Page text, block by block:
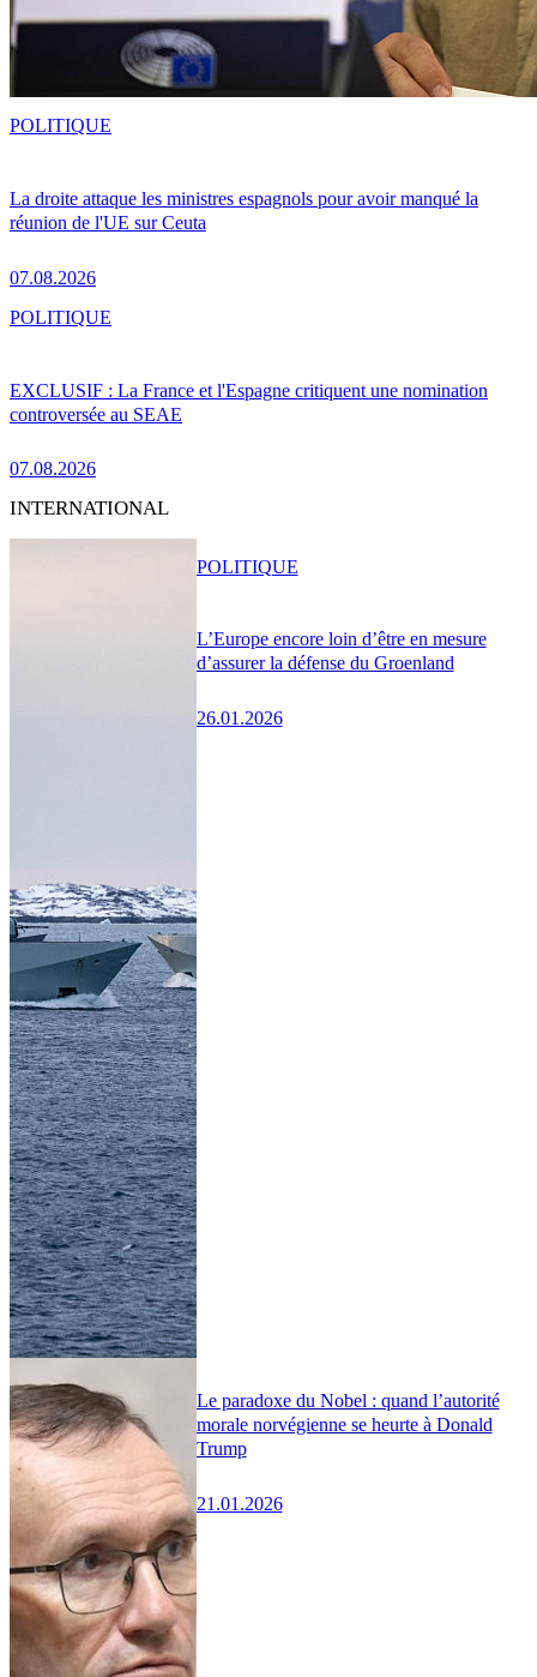
La droite attaque les ministres espagnols pour avoir manqué la
réunion de l'UE sur Ceuta
07.08.2026
POLITIQUE
EXCLUSIF : La France et l'Espagne critiquent une nomination
controversée au SEAE
07.08.2026
POLITIQUE
INTERNATIONAL
L’Europe encore loin d’être en mesure
d’assurer la défense du Groenland
26.01.2026
POLITIQUE
Le paradoxe du Nobel : quand l’autorité
morale norvégienne se heurte à Donald
Trump
21.01.2026